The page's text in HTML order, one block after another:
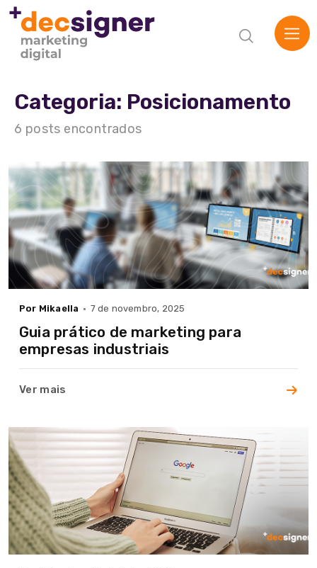
Categoria: Posicionamento
6 posts encontrados
Por Mikaella 7 de novembro, 2025
Guia prático de marketing para
empresas industriais
Ver mais